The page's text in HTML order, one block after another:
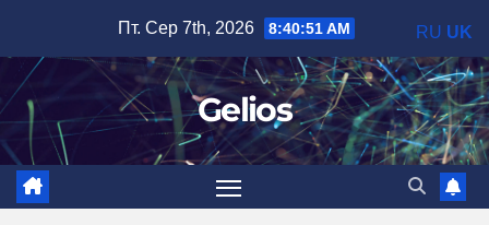
вмісту
Пт. Сер 7th, 2026 8:40:52 AM
Gelios
RU UK